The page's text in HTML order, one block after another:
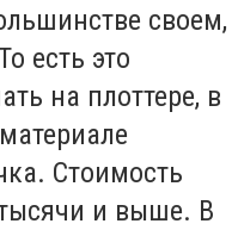
своем,
есть это
на плоттере, в
Стоимость
и выше. В